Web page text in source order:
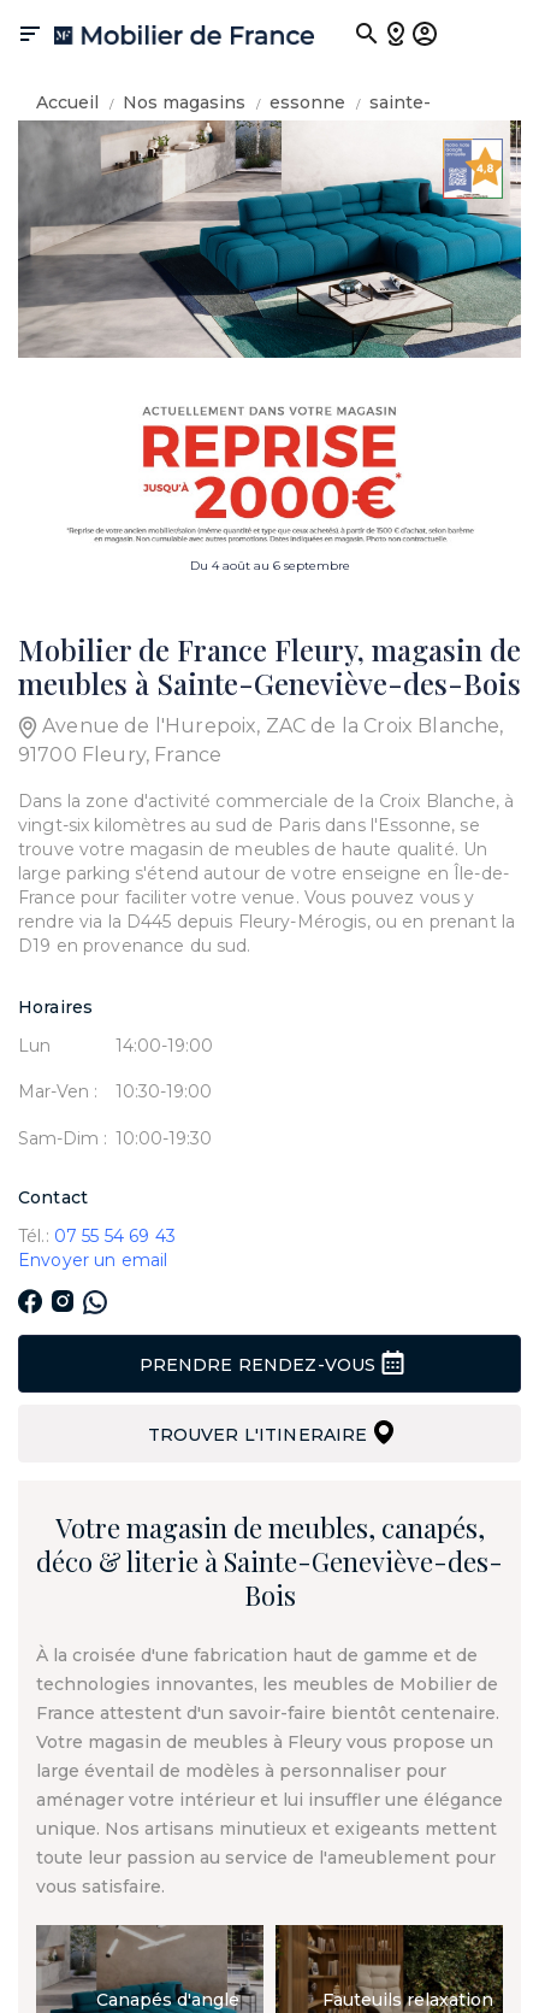

Accueil Nos magasins essonne
sainte-
geneviève-des-bois
Du 4 août au 6 septembre
Mobilier de France Fleury, magasin de
meubles à Sainte-Geneviève-des-Bois
Avenue de l'Hurepoix, ZAC de la Croix Blanche,
91700 Fleury, France
Dans la zone d'activité commerciale de la Croix Blanche, à
vingt-six kilomètres au sud de Paris dans l'Essonne, se
trouve votre magasin de meubles de haute qualité. Un
large parking s'étend autour de votre enseigne en Île-de-
France pour faciliter votre venue. Vous pouvez vous y
rendre via la D445 depuis Fleury-Mérogis, ou en prenant la
D19 en provenance du sud.
Horaires
Lun
14:00-19:00
Mar-Ven : 10:30-19:00
Sam-Dim : 10:00-19:30
Contact
Tél.: 07 55 54 69 43
Envoyer un email
PRENDRE RENDEZ-VOUS
TROUVER L'ITINERAIRE
Votre magasin de meubles, canapés,
déco & literie à Sainte-Geneviève-des-
Bois
À la croisée d'une fabrication haut de gamme et de
technologies innovantes, les meubles de Mobilier de
France attestent d'un savoir-faire bientôt centenaire.
Votre magasin de meubles à Fleury vous propose un
large éventail de modèles à personnaliser pour
aménager votre intérieur et lui insuffler une élégance
unique. Nos artisans minutieux et exigeants mettent
toute leur passion au service de l'ameublement pour
vous satisfaire.
Canapés d'angle Fauteuils relaxation